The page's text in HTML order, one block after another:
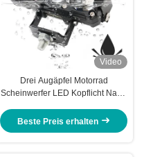
Video
Drei Augäpfel Motorrad
Scheinwerfer LED Kopflicht Nahe
Beste Preis erhalten